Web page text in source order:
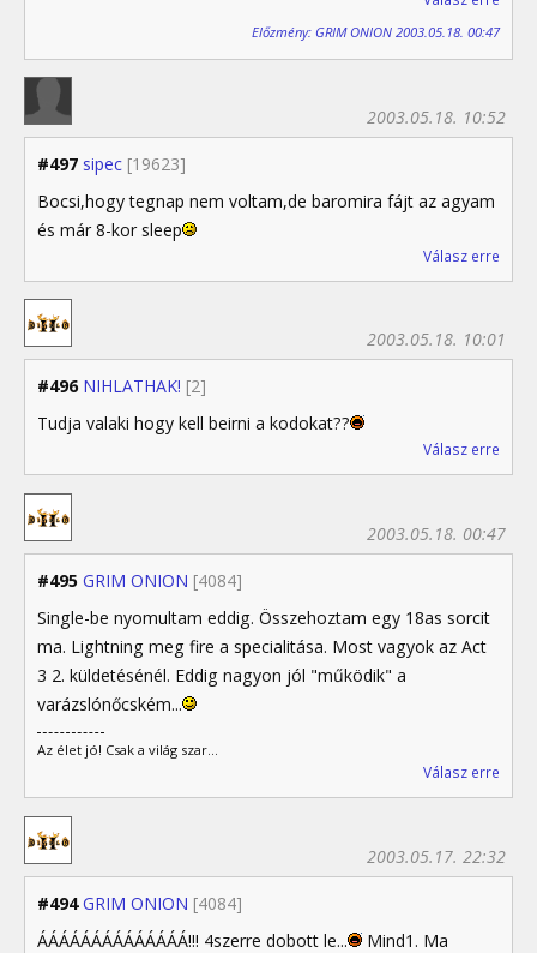
Előzmény: GRIM ONION 2003.05.18. 00:47
#497 sipec [19623]
2003.05.18. 10:52
Bocsi,hogy tegnap nem voltam,de baromira fájt az agyam
és már 8-kor sleep
Válasz erre
#496 NIHLATHAK! [2]
2003.05.18. 10:01
Tudja valaki hogy kell beirni a kodokat??
Válasz erre
#495 GRIM ONION [4084]
2003.05.18. 00:47
Single-be nyomultam eddig. Összehoztam egy 18as sorcit
ma. Lightning meg fire a specialitása. Most vagyok az Act
3 2. küldetésénél. Eddig nagyon jól "működik" a
varázslónőcském...
Az élet jó! Csak a világ szar...
Válasz erre
#494 GRIM ONION [4084]
2003.05.17. 22:32
ÁÁÁÁÁÁÁÁÁÁÁÁÁÁ!!! 4szerre dobott le...
Mind1. Ma